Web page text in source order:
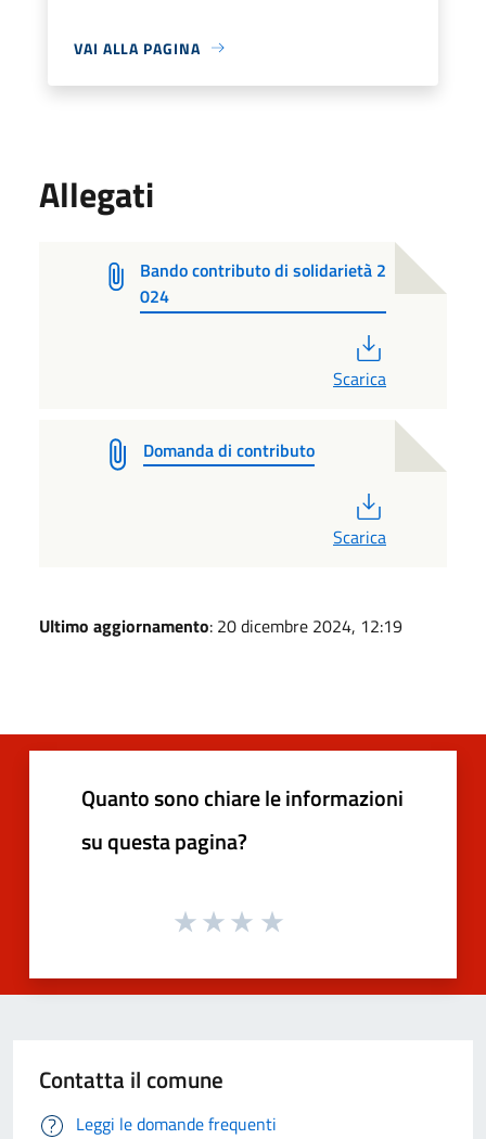
VAI ALLA PAGINA
Allegati
Bando contributo di solidarietà 2
024
Scarica
Domanda di contributo
Scarica
Ultimo aggiornamento: 20 dicembre 2024, 12:19
Quanto sono chiare le informazioni
su questa pagina?
Contatta il comune
Leggi le domande frequenti